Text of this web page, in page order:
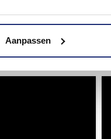
Aanpassen
badkamerstijlen.